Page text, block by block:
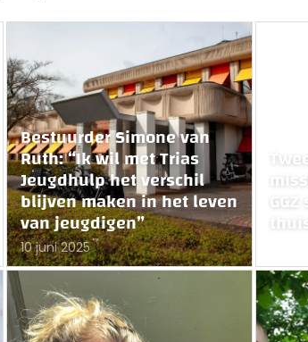
Bestuurder Simone van
Ruth: “Ik wil met Trias
Jeugdhulp het verschil
blijven maken in het leven
van jeugdigen”
10 juni 2025